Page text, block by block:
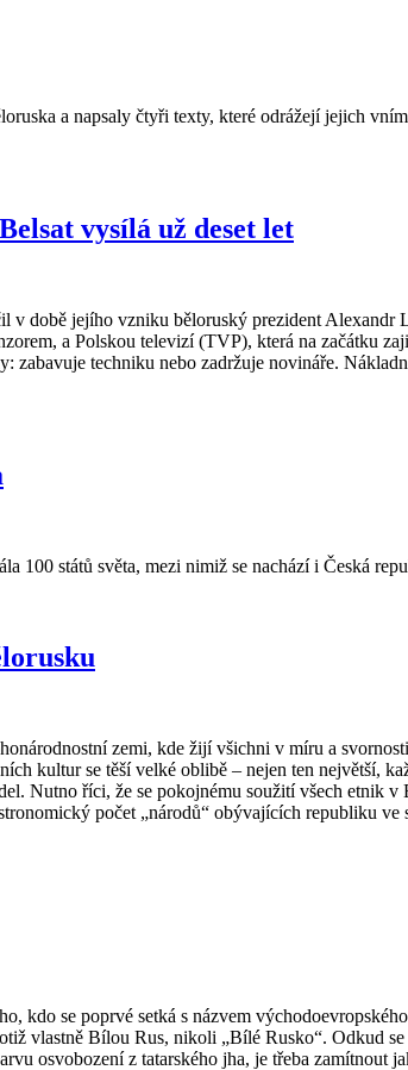
a napsaly čtyři texty, které odrážejí jejich
vysílá už deset let
v době jejího vzniku běloruský prezident
a Polskou televizí (TVP), která na začátku
zabavuje techniku nebo zadržuje novináře.
100 států světa, mezi nimiž se nachází i Česká
zemi, kde žijí všichni v míru a
kultur se těší velké oblibě – nejen ten největší,
Nutno říci, že se pokojnému soužití všech etnik
počet „národů“ obývajících republiku
kdo se poprvé setká s názvem
vlastně Bílou Rus, nikoli „Bílé Rusko“. Odkud
osvobození z tatarského jha, je třeba zamítnout